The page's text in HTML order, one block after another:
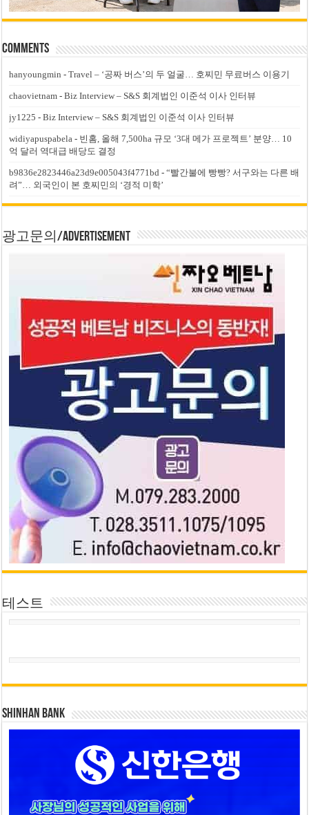
Comments
hanyoungmin -Travel – ‘공짜 버스’의 두 얼굴… 호찌민 무료버스 이용기
chaovietnam -Biz Interview – S&S 회계법인 이준석 이사 인터뷰
jy1225 -Biz Interview – S&S 회계법인 이준석 이사 인터뷰
widiyapuspabela - 빈홈, 올해 7,500ha 규모 ‘3대 메가 프로젝트’ 분양… 10
억 달러 역대급 배당도 결정
b9836e2823446a23d9e005043f4771bd -“빨간불에 빵빵? 서구와는 다른 배
려”… 외국인이 본 호찌민의 ‘경적 미학’
광고문의/Advertisement
테스트
SHINHAN BANK